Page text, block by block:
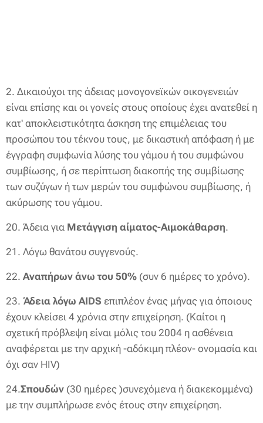
2. Δικαιούχοι της άδειας μονογονεϊκών οικογενειών
είναι επίσης και οι γονείς στους οποίους έχει ανατεθεί η
κατ' αποκλειστικότητα άσκηση της επιμέλειας του
προσώπου του τέκνου τους, με δικαστική απόφαση ή με
έγγραφη συμφωνία λύσης του γάμου ή του συμφώνου
συμβίωσης, ή σε περίπτωση διακοπής της συμβίωσης
των συζύγων ή των μερών του συμφώνου συμβίωσης, ή
ακύρωσης του γάμου.
20. Άδεια για Μετάγγιση αίματος-Αιμοκάθαρση.
21. Λόγω θανάτου συγγενούς.
22. Αναπήρων άνω του 50% (συν 6 ημέρες το χρόνο).
23. Άδεια λόγω AIDS επιπλέον ένας μήνας για όποιους
έχουν κλείσει 4 χρόνια στην επιχείρηση. (Καίτοι η
σχετική πρόβλεψη είναι μόλις του 2004 η ασθένεια
αναφέρεται με την αρχική -αδόκιμη πλέον- ονομασία και
όχι σαν HIV)
24.Σπουδών (30 ημέρες )συνεχόμενα ή διακεκομμένα)
με την συμπλήρωσε ενός έτους στην επιχείρηση.